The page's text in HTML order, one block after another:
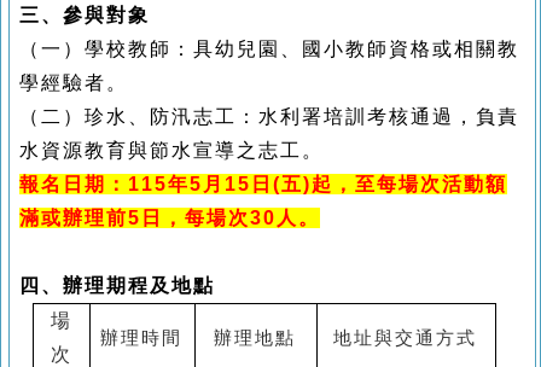
三、 參與對象
（一）學校教師：具幼兒園、國小教師資格或相關教
學經驗者。
（二）珍水、防汛志工：水利署培訓考核通過，負責
水資源教育與節水宣導之志工。
報名日期：115年5月15日(五)起，至每場次活動額
滿或辦理前5日，每場次30人。
四、 辦理期程及地點
場
次
辦理時間 辦理地點 地址與交通方式